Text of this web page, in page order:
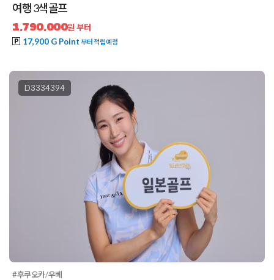
여행 3색골프
1,790,000원 부터
17,900 G Point 부터 적립예정
D3334394
#후쿠오카/우베